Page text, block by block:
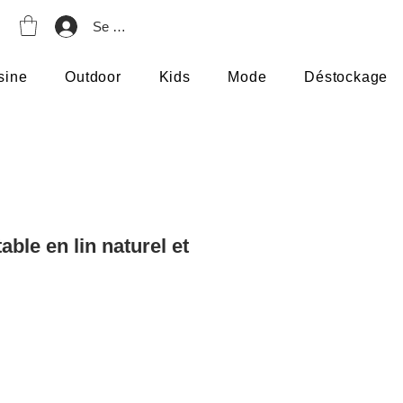
Se connecter
Outdoor Kids Mode Déstockage
en lin naturel et